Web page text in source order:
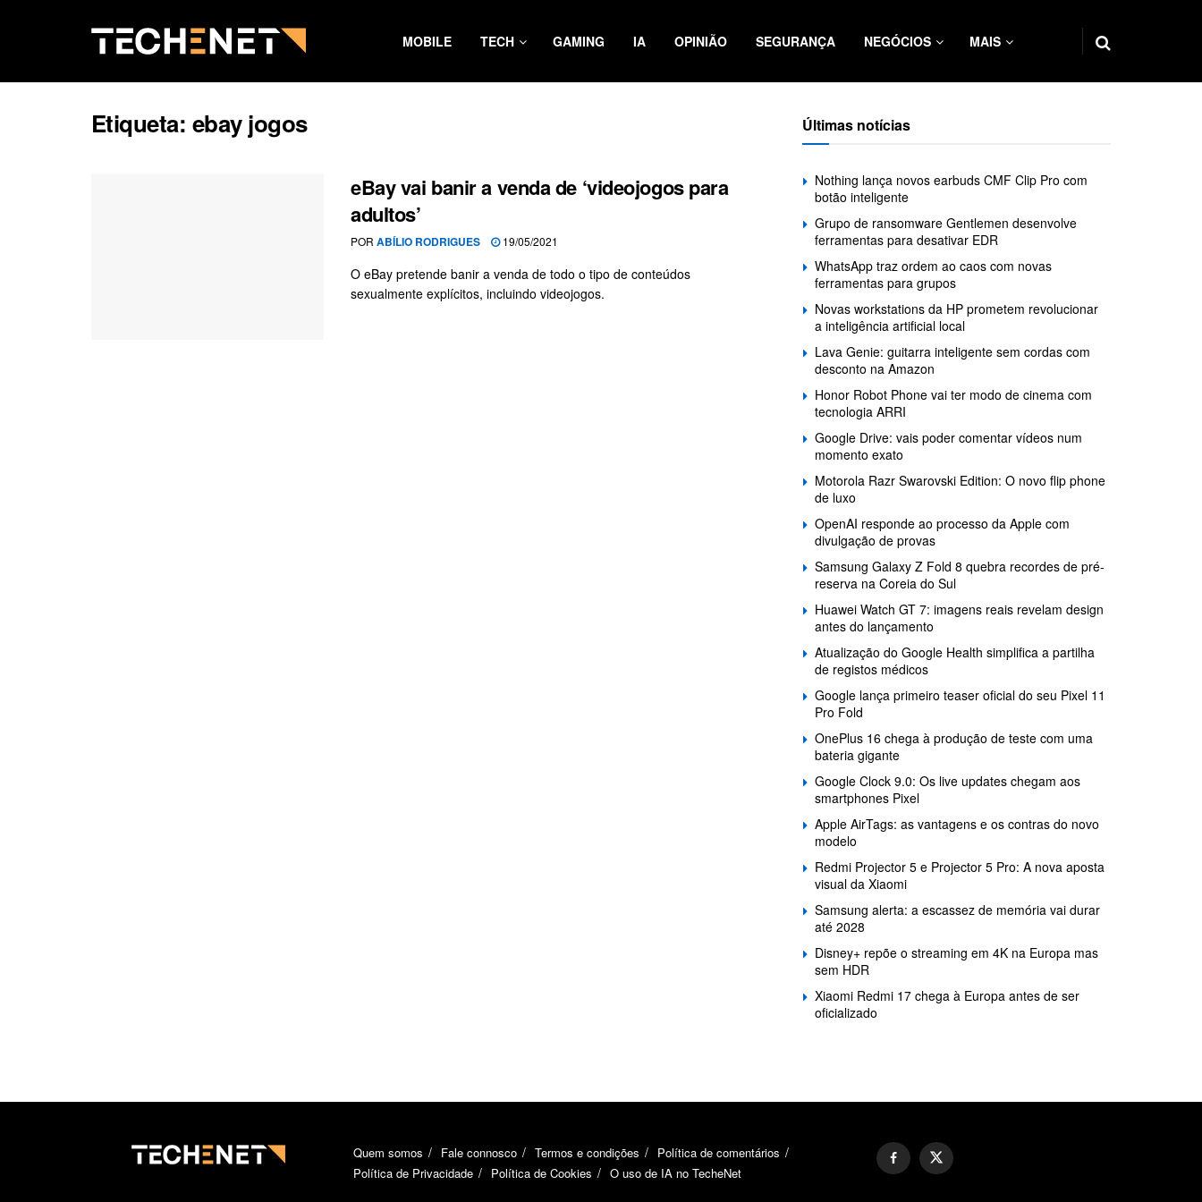
MOBILE TECH GAMING IA OPINIÃO SEGURANÇA NEGÓCIOS MAIS
Etiqueta: ebay jogos
eBay vai banir a venda de ‘videojogos para
adultos’
POR ABÍLIO RODRIGUES 19/05/2021
O eBay pretende banir a venda de todo o tipo de conteúdos
sexualmente explícitos, incluindo videojogos.
Últimas notícias
Nothing lança novos earbuds CMF Clip Pro com
botão inteligente
Grupo de ransomware Gentlemen desenvolve
ferramentas para desativar EDR
WhatsApp traz ordem ao caos com novas
ferramentas para grupos
Novas workstations da HP prometem revolucionar
a inteligência artificial local
Lava Genie: guitarra inteligente sem cordas com
desconto na Amazon
Honor Robot Phone vai ter modo de cinema com
tecnologia ARRI
Google Drive: vais poder comentar vídeos num
momento exato
Motorola Razr Swarovski Edition: O novo flip phone
de luxo
OpenAI responde ao processo da Apple com
divulgação de provas
Samsung Galaxy Z Fold 8 quebra recordes de pré-
reserva na Coreia do Sul
Huawei Watch GT 7: imagens reais revelam design
antes do lançamento
Atualização do Google Health simplifica a partilha
de registos médicos
Google lança primeiro teaser oficial do seu Pixel 11
Pro Fold
OnePlus 16 chega à produção de teste com uma
bateria gigante
Google Clock 9.0: Os live updates chegam aos
smartphones Pixel
Apple AirTags: as vantagens e os contras do novo
modelo
Redmi Projector 5 e Projector 5 Pro: A nova aposta
visual da Xiaomi
Samsung alerta: a escassez de memória vai durar
até 2028
Disney+ repõe o streaming em 4K na Europa mas
sem HDR
Xiaomi Redmi 17 chega à Europa antes de ser
oficializado
Quem somos Fale connosco Termos e condições
Política de comentários
Política de Privacidade
Política de Cookies O uso de IA no TecheNet